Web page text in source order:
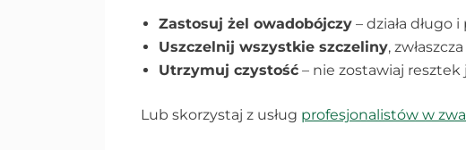
Zastosuj żel owadobójczy – działa długo
Uszczelnij wszystkie szczeliny,
Utrzymuj czystość – nie zostawiaj
Lub skorzystaj z usług profesjonalistów w